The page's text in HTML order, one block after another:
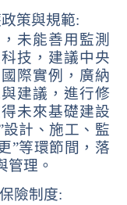
策與規範:
未能善用監測
技，建議中央
際實例，廣納
建議，進行修
未來基礎建設
設計、施工、監
”等環節間，落
管理。
險制度: